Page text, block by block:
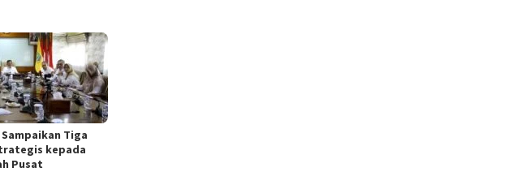
Tiga
kepada
Pusat